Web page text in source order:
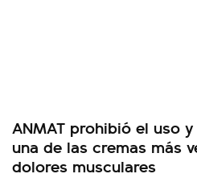
ANMAT prohibió el uso
una de las cremas más
dolores musculares